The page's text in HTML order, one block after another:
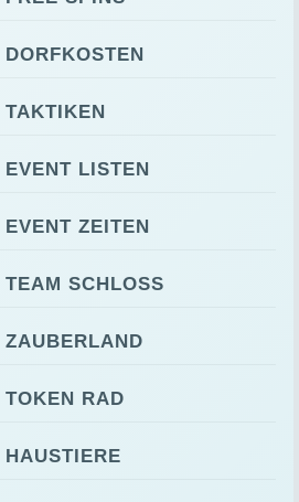
DORFKOSTEN
TAKTIKEN
EVENT LISTEN
EVENT ZEITEN
TEAM SCHLOSS
ZAUBERLAND
TOKEN RAD
HAUSTIERE